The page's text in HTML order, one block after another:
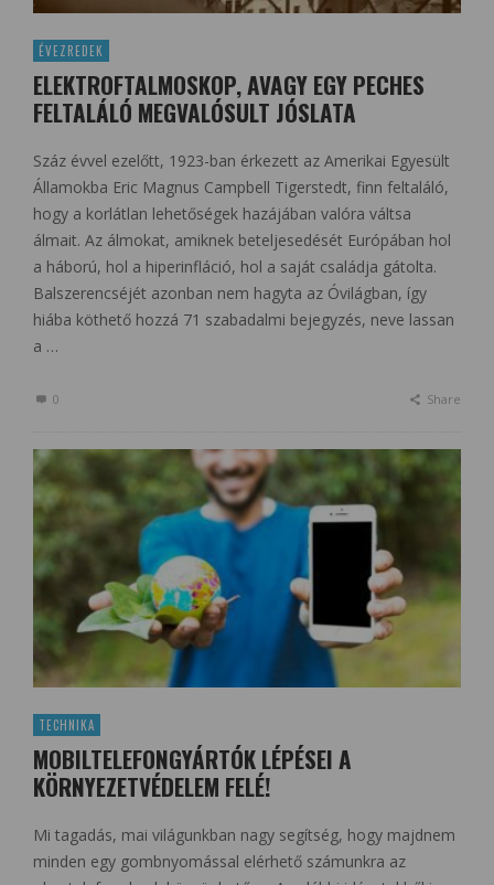
ÉVEZREDEK
ELEKTROFTALMOSKOP, AVAGY EGY PECHES
FELTALÁLÓ MEGVALÓSULT JÓSLATA
Száz évvel ezelőtt, 1923-ban érkezett az Amerikai Egyesült
Államokba Eric Magnus Campbell Tigerstedt, finn feltaláló,
hogy a korlátlan lehetőségek hazájában valóra váltsa
álmait. Az álmokat, amiknek beteljesedését Európában hol
a háború, hol a hiperinfláció, hol a saját családja gátolta.
Balszerencséjét azonban nem hagyta az Óvilágban, így
hiába köthető hozzá 71 szabadalmi bejegyzés, neve lassan
a …
0 Share
TECHNIKA
MOBILTELEFONGYÁRTÓK LÉPÉSEI A
KÖRNYEZETVÉDELEM FELÉ!
Mi tagadás, mai világunkban nagy segítség, hogy majdnem
minden egy gombnyomással elérhető számunkra az